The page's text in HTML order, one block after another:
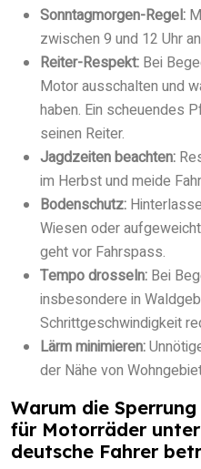
Sonntagmorgen-Regel:
zwischen 9 und 12 Uhr
Reiter-Respekt: Bei
Motor ausschalten und
haben. Ein scheuendes
seinen Reiter.
Jagdzeiten beachten:
im Herbst und meide
Bodenschutz:
Wiesen oder
geht vor Fahrspass.
Tempo drosseln: Bei
insbesondere in
Schrittgeschwindigkeit
Lärm minimieren:
der Nähe von
Warum die
für Motorräder
deutsche Fahrer